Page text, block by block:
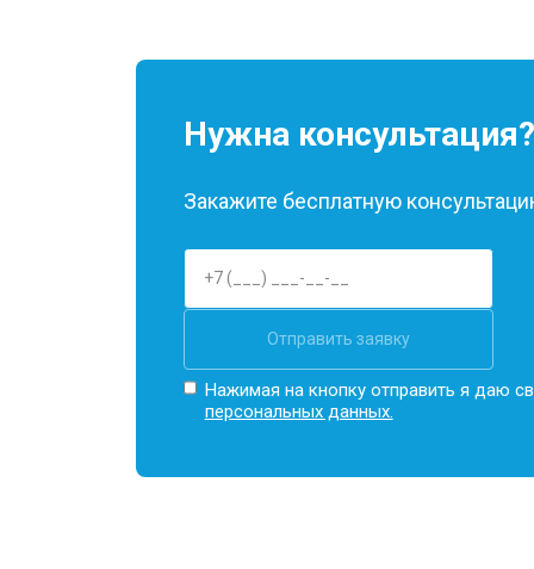
Нужна консультация?
Закажите бесплатную
Отправить заявку
Нажимая на кнопку отправить я даю
персональных данных.